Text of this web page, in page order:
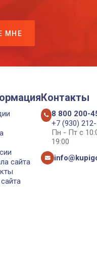
МНЕ
сайта
Контакты
8 800 200-
+7 (930)
Пн - Пт с
19:00